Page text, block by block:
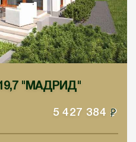
"МАДРИД"
5 427 384